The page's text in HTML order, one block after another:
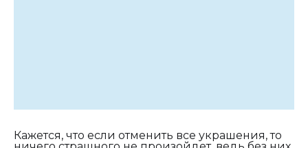
Кажется, что если отменить все украшения, то